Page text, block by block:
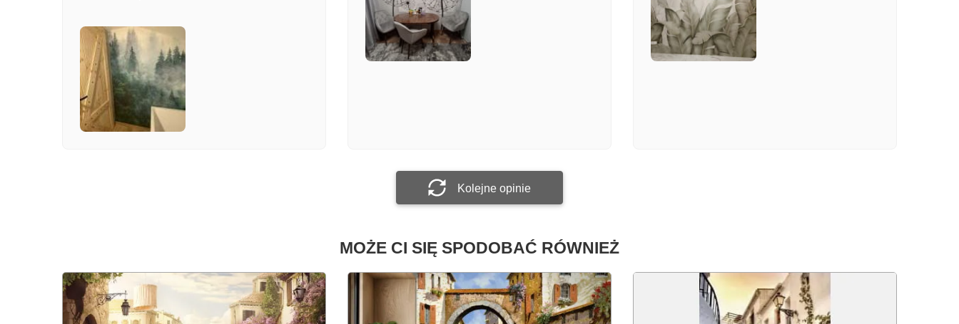
Załącz zdjęcie
Kolejne opinie
MOŻE CI SIĘ SPODOBAĆ RÓWNIEŻ